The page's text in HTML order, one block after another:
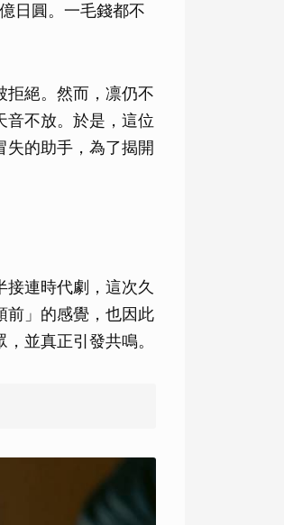
日圓。一毛錢都不
拒絕。然而，凛仍不
音不放。於是，這位
失的助手，為了揭開
連時代劇，這次久
前」的感覺，也因此
並真正引發共鳴。